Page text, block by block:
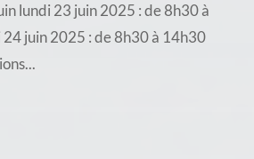
lundi 23 juin 2025 : de 8h30 à
juin 2025 : de 8h30 à 14h30